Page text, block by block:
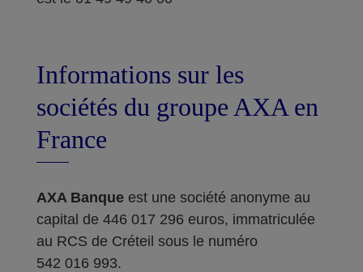
Informations sur les
sociétés du groupe AXA en
France
AXA Banque est une société anonyme au
capital de 446 017 296 euros, immatriculée
au RCS de Créteil sous le numéro
542 016 993.